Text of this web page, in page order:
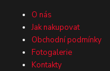
O nás
Jak nakupovat
Obchodní podmínky
Fotogalerie
Kontakty